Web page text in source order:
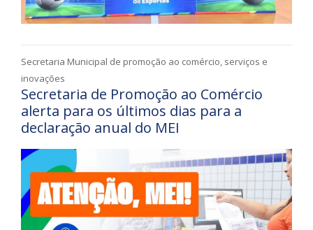
Secretaria Municipal de promoção ao comércio, serviços e
inovações
Secretaria de Promoção ao Comércio
alerta para os últimos dias para a
declaração anual do MEI